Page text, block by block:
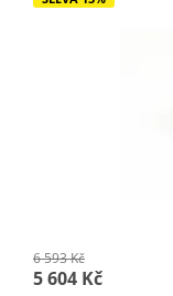
6 593 Kč
5 604 Kč